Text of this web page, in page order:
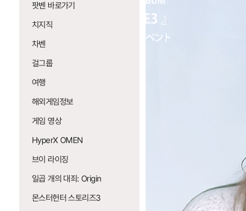
팟벤 바로가기
치지직
차벤
걸그룹
여행
해외게임정보
게임 영상
HyperX OMEN
브이 라이징
일곱 개의 대죄: Origin
몬스터헌터 스토리즈3